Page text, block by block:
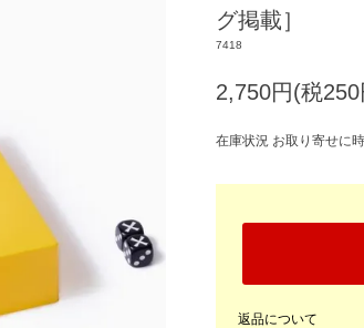
グ掲載］
7418
2,750円(税250
在庫状況 お取り寄せに
返品について